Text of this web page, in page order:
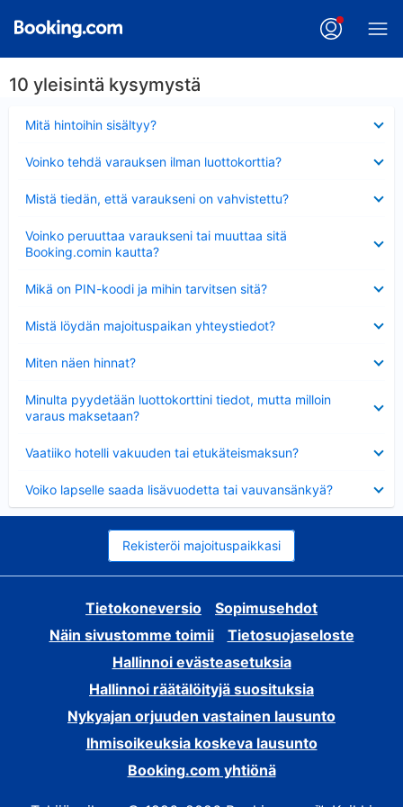
10 yleisintä kysymystä
Mitä hintoihin sisältyy?
Voinko tehdä varauksen ilman luottokorttia?
Mistä tiedän, että varaukseni on vahvistettu?
Voinko peruuttaa varaukseni tai muuttaa sitä
Booking.comin kautta?
Mikä on PIN-koodi ja mihin tarvitsen sitä?
Mistä löydän majoituspaikan yhteystiedot?
Miten näen hinnat?
Minulta pyydetään luottokorttini tiedot, mutta milloin
varaus maksetaan?
Vaatiiko hotelli vakuuden tai etukäteismaksun?
Voiko lapselle saada lisävuodetta tai vauvansänkyä?
Rekisteröi majoituspaikkasi
Tietokoneversio
Sopimusehdot
Näin sivustomme toimii
Tietosuojaseloste
Hallinnoi evästeasetuksia
Hallinnoi räätälöityjä suosituksia
Nykyajan orjuuden vastainen lausunto
Ihmisoikeuksia koskeva lausunto
Booking.com yhtiönä